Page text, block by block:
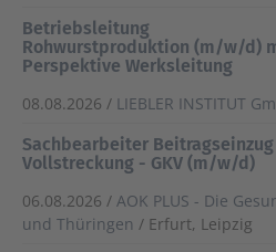
Betriebsleitung
Rohwurstproduktion (m/w/d)
Perspektive Werksleitung
08.08.2026 / LIEBLER INSTITUT
Sachbearbeiter
Vollstreckung - GKV (m/w/d)
06.08.2026 / AOK PLUS - Die
und Thüringen / Erfurt, Leipzig